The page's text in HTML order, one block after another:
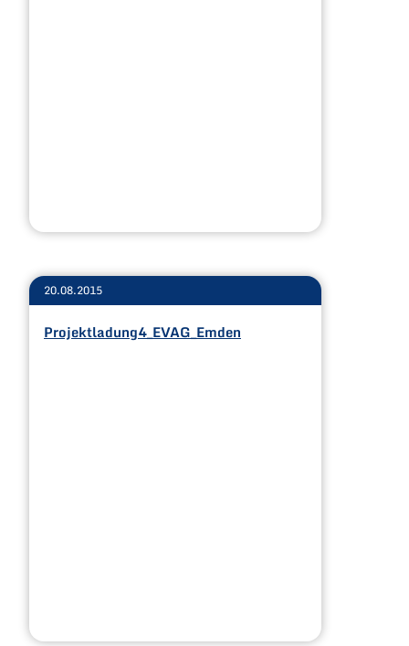
20.08.2015
Projektladung4_EVAG_Emden